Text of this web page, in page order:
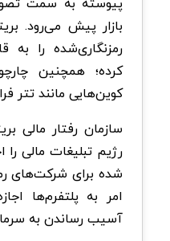
بازار پیش می‌رود.
رمزنگاری‌شده را به
کرده؛ همچنین
کوین‌هایی مانند تتر
رژیم تبلیغات مالی
شده برای شرکت‌های
امر به پلتفرم‌ها
آسیب رساندن به